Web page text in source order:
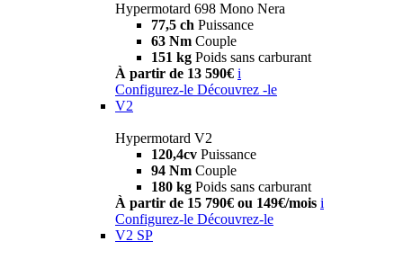
Hypermotard 698 Mono Nera
77,5 ch Puissance
63 Nm Couple
151 kg Poids sans carburant
À partir de 13 590€ i
Configurez-le Découvrez -le
V2
Hypermotard V2
120,4cv Puissance
94 Nm Couple
180 kg Poids sans carburant
À partir de 15 790€ ou 149€/mois i
Configurez-le Découvrez-le
V2 SP